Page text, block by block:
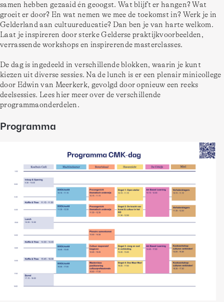
samen hebben gezaaid én geoogst. Wat blijft er hangen? Wat
groeit er door? En wat nemen we mee de toekomst in? Werk je in
Gelderland aan cultuureducatie? Dan ben je van harte welkom.
Laat je inspireren door sterke Gelderse praktijkvoorbeelden,
verrassende workshops en inspirerende masterclasses.
De dag is ingedeeld in verschillende blokken, waarin je kunt
kiezen uit diverse sessies. Na de lunch is er een plenair minicollege
door Edwin van Meerkerk, gevolgd door opnieuw een reeks
deelsessies. Lees hier meer over de verschillende
programmaonderdelen.
Programma